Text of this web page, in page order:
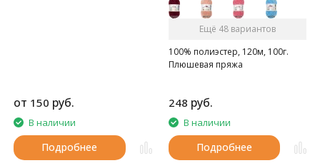
от 150 руб.
В наличии
Подробнее
Ещё 48 вариантов
100% полиэстер, 120м, 100г.
Плюшевая пряжа
248 руб.
В наличии
Подробнее